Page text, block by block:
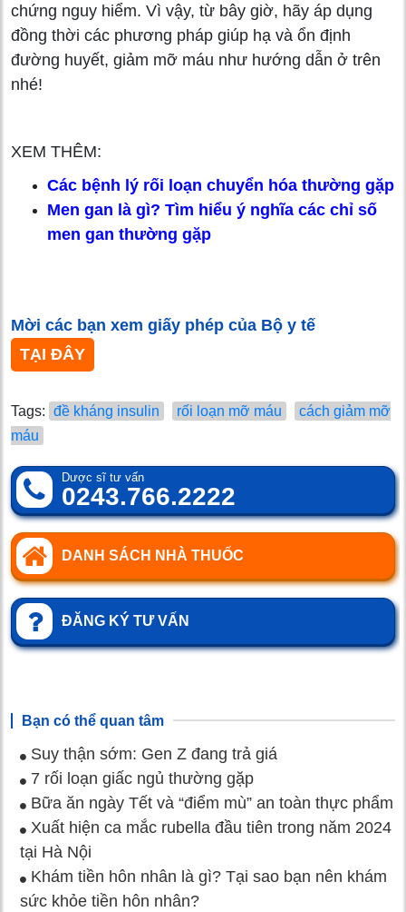
chứng nguy hiểm. Vì vậy, từ bây giờ, hãy áp dụng
đồng thời các phương pháp giúp hạ và ổn định
đường huyết, giảm mỡ máu như hướng dẫn ở trên
nhé!
XEM THÊM:
Các bệnh lý rối loạn chuyển hóa thường gặp
Men gan là gì? Tìm hiểu ý nghĩa các chỉ số
men gan thường gặp
Mời các bạn xem giấy phép của Bộ y tế
TẠI ĐÂY
Tags: đề kháng insulin rối loạn mỡ máu
cách giảm mỡ
máu
Dược sĩ tư vấn
0243.766.2222
DANH SÁCH NHÀ THUỐC
ĐĂNG KÝ TƯ VẤN
Bạn có thể quan tâm
Suy thận sớm: Gen Z đang trả giá
7 rối loạn giấc ngủ thường gặp
Bữa ăn ngày Tết và “điểm mù” an toàn thực phẩm
Xuất hiện ca mắc rubella đầu tiên trong năm 2024
tại Hà Nội
Khám tiền hôn nhân là gì? Tại sao bạn nên khám
sức khỏe tiền hôn nhân?